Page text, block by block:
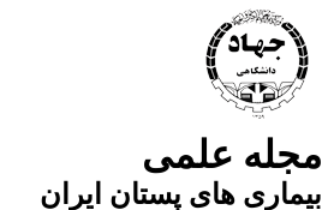
علمی
های پستان ایران